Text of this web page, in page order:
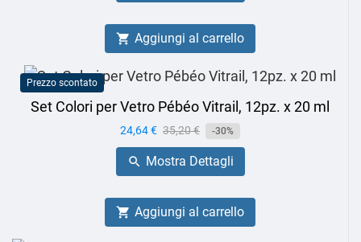
 Aggiungi al carrello
Prezzo scontato
Set Colori per Vetro Pébéo Vitrail, 12pz. x 20 ml
Prezzo
24,64 € Prezzo
base
35,20 € -30%
 Mostra Dettagli
 Aggiungi al carrello